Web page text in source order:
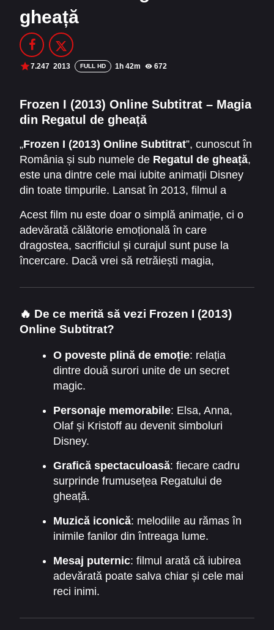
Filme Online 2014
Filme Online 2012
Filme Online 2010
DMCA
SERIALE ONLINE
TERMENI ȘI CONDIȚII
CONTACT
gheață
7.247 2013 FULL HD 1h 42m 672
Frozen I (2013) Online Subtitrat – Magia
din Regatul de gheață
„Frozen I (2013) Online Subtitrat”, cunoscut în
România și sub numele de Regatul de gheață,
este una dintre cele mai iubite animații Disney
din toate timpurile. Lansat în 2013, filmul a
poveste magică, personaje memorabile și o
coloană sonoră de excepție.
Acest film nu este doar o simplă animație, ci o
adevărată călătorie emoțională în care
dragostea, sacrificiul și curajul sunt puse la
încercare. Dacă vrei să retrăiești magia,
aduce întreaga experiență aproape de sufletul
🔥 De ce merită să vezi Frozen I (2013)
Online Subtitrat?
O poveste plină de emoție: relația
dintre două surori unite de un secret
magic.
Personaje memorabile: Elsa, Anna,
Olaf și Kristoff au devenit simboluri
Disney.
Grafică spectaculoasă: fiecare cadru
surprinde frumusețea Regatului de
gheață.
Muzică iconică: melodiile au rămas în
inimile fanilor din întreaga lume.
Mesaj puternic: filmul arată că iubirea
adevărată poate salva chiar și cele mai
reci inimi.